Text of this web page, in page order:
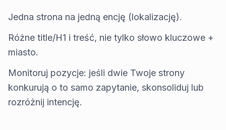
Jedna strona na jedną encję (lokalizację).
Różne title/H1 i treść, nie tylko słowo kluczowe +
miasto.
Monitoruj pozycje: jeśli dwie Twoje strony
konkurują o to samo zapytanie, skonsoliduj lub
rozróżnij intencję.